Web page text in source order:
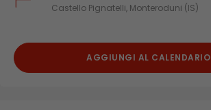
Castello Pignatelli, Monteroduni (IS)
AGGIUNGI AL CALENDARIO